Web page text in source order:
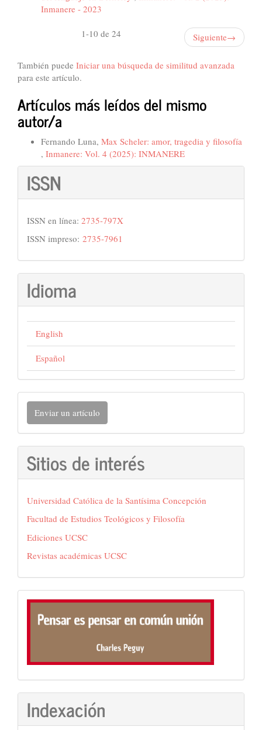
Inmanere - 2023
1-10 de 24 Siguiente→
También puede Iniciar una búsqueda de similitud avanzada
para este artículo.
Artículos más leídos del mismo
autor/a
Fernando Luna, Max Scheler: amor, tragedia y filosofía
, Inmanere: Vol. 4 (2025): INMANERE
ISSN
ISSN en línea: 2735-797X
ISSN impreso: 2735-7961
Idioma
English
Español
Enviar
un
artículo
Enviar un artículo
Sitios de interés
Universidad Católica de la Santísima Concepción
Facultad de Estudios Teológicos y Filosofía
Ediciones UCSC
Revistas académicas UCSC
Frase
Indexación